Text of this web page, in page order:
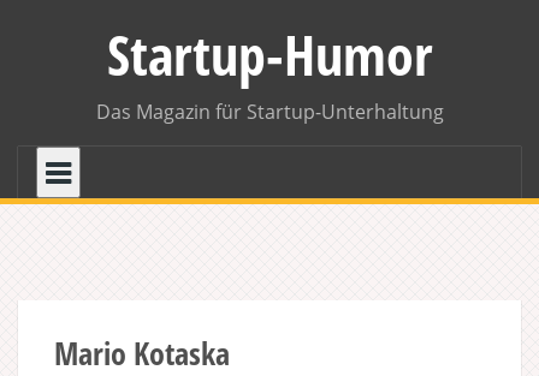
Startup-Humor
Das Magazin für Startup-Unterhaltung
Mario Kotaska